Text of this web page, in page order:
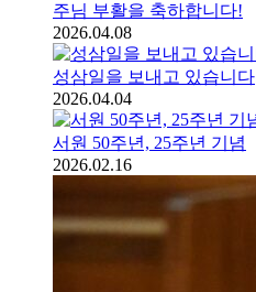
주님 부활을 축하합니다!
2026.04.08
성삼일을 보내고 있습니다
2026.04.04
서원 50주년, 25주년 기념
2026.02.16